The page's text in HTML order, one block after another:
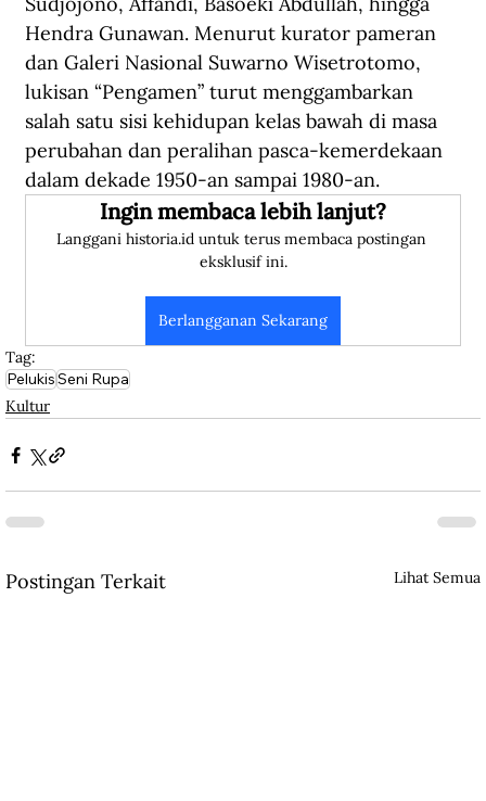
Hendra Gunawan. Menurut kurator pameran
dan Galeri Nasional Suwarno Wisetrotomo,
lukisan “Pengamen” turut menggambarkan
salah satu sisi kehidupan kelas bawah di masa
perubahan dan peralihan pasca-kemerdekaan
dalam dekade 1950-an sampai 1980-an.
Ingin membaca lebih lanjut?
Langgani historia.id untuk terus membaca postingan
eksklusif ini.
Berlangganan Sekarang
Tag:
PelukisSeni Rupa
Kultur
Postingan Terkait Lihat Semua